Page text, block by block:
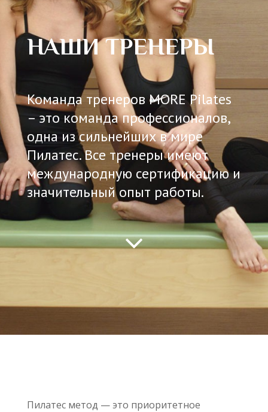
НАШИ ТРЕНЕРЫ
Команда тренеров MORE Pilates
– это команда профессионалов,
одна из сильнейших в мире
Пилатес. Все тренеры имеют
международную сертификацию и
значительный опыт работы.
Пилатес метод — это приоритетное